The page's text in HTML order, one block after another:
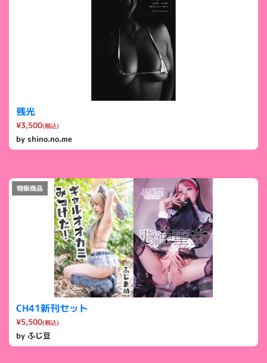
残光
¥3,500(税込)
by shino.no.me
物販商品
CH41新刊セット
¥5,500(税込)
by ふじ豆